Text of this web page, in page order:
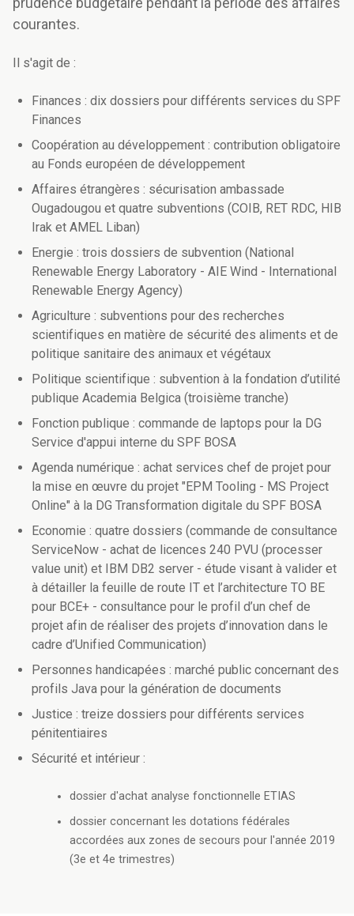
courantes.
Il s'agit de :
Finances : dix dossiers pour différents services du SPF
Finances
Coopération au développement : contribution obligatoire
au Fonds européen de développement
Affaires étrangères : sécurisation ambassade
Ougadougou et quatre subventions (COIB, RET RDC, HIB
Irak et AMEL Liban)
Energie : trois dossiers de subvention (National
Renewable Energy Laboratory - AIE Wind - International
Renewable Energy Agency)
Agriculture : subventions pour des recherches
scientifiques en matière de sécurité des aliments et de
politique sanitaire des animaux et végétaux
Politique scientifique : subvention à la fondation d’utilité
publique Academia Belgica (troisième tranche)
Fonction publique : commande de laptops pour la DG
Service d'appui interne du SPF BOSA
Agenda numérique : achat services chef de projet pour
la mise en œuvre du projet "EPM Tooling - MS Project
Online" à la DG Transformation digitale du SPF BOSA
Economie : quatre dossiers (commande de consultance
ServiceNow - achat de licences 240 PVU (processer
value unit) et IBM DB2 server - étude visant à valider et
à détailler la feuille de route IT et l’architecture TO BE
pour BCE+ - consultance pour le profil d’un chef de
projet afin de réaliser des projets d’innovation dans le
cadre d’Unified Communication)
Personnes handicapées : marché public concernant des
profils Java pour la génération de documents
Justice : treize dossiers pour différents services
pénitentiaires
Sécurité et intérieur :
dossier d'achat analyse fonctionnelle ETIAS
dossier concernant les dotations fédérales
accordées aux zones de secours pour l'année 2019
(3e et 4e trimestres)